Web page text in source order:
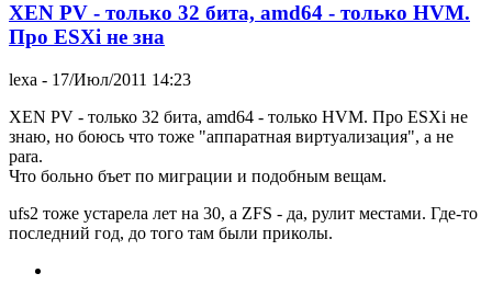
XEN PV - только 32 бита, amd64 - только HVM.
Про ESXi не зна
lexa - 17/Июл/2011 14:23
XEN PV - только 32 бита, amd64 - только HVM. Про ESXi не
знаю, но боюсь что тоже "аппаратная виртуализация", а не
para.
Что больно бъет по миграции и подобным вещам.
ufs2 тоже устарела лет на 30, а ZFS - да, рулит местами. Где-то
последний год, до того там были приколы.